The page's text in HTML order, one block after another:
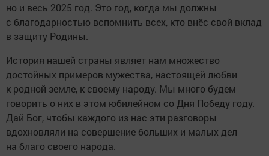
но и весь 2025 год. Это год, когда мы должны
с благодарностью вспомнить всех, кто внёс свой вклад
в защиту Родины.
История нашей страны являет нам множество
достойных примеров мужества, настоящей любви
к родной земле, к своему народу. Мы много будем
говорить о них в этом юбилейном со Дня Победу году.
Дай Бог, чтобы каждого из нас эти разговоры
вдохновляли на совершение больших и малых дел
на благо своего народа.